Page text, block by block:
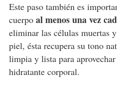
Este paso también es
cuerpo al menos una vez
eliminar las células muertas
piel, ésta recupera su tono
limpia y lista para
hidratante corporal.